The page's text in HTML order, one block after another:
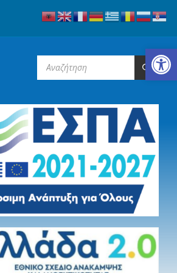
Ανοίξτε τη γραμμή εργαλείων